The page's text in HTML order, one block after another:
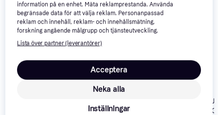
Gräddkanna 0.14L
Spode Blue Italian
Gräddkanna 0.22L
Stelton Arne
Gräddkanna
information på en enhet. Mäta reklamprestanda. Använda
begränsade data för att välja reklam. Personanpassad
reklam och innehåll, reklam- och innehållsmätning,
forskning angående målgrupp och tjänsteutveckling.
Lista över partner (leverantörer)
Neka alla
Acceptera
Inställningar